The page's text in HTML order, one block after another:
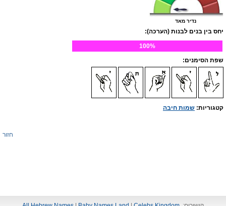
נדיר מאד
יחס בין בנים לבנות (הערכה):
100%
שפת הסימנים:
קטגוריות: שמות חיבה
חזור